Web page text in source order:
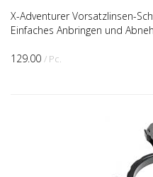
129.00 / Pc.
X-Adventurer Vorsatzlinsen-
Einfaches Anbringen und
einem Klick. Kein Drehen und